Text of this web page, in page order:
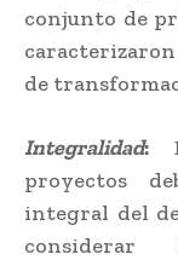
conjunto de
de
Integralidad:
proyectos
integral del